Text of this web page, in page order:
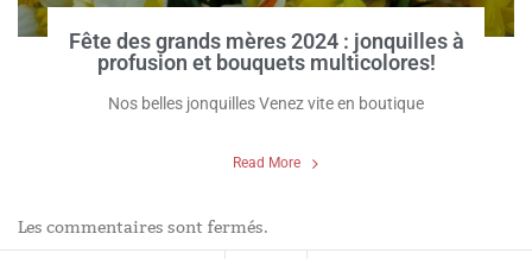
Fête des grands mères 2024 : jonquilles à
profusion et bouquets multicolores!
Nos belles jonquilles Venez vite en boutique
Read More
Les commentaires sont fermés.